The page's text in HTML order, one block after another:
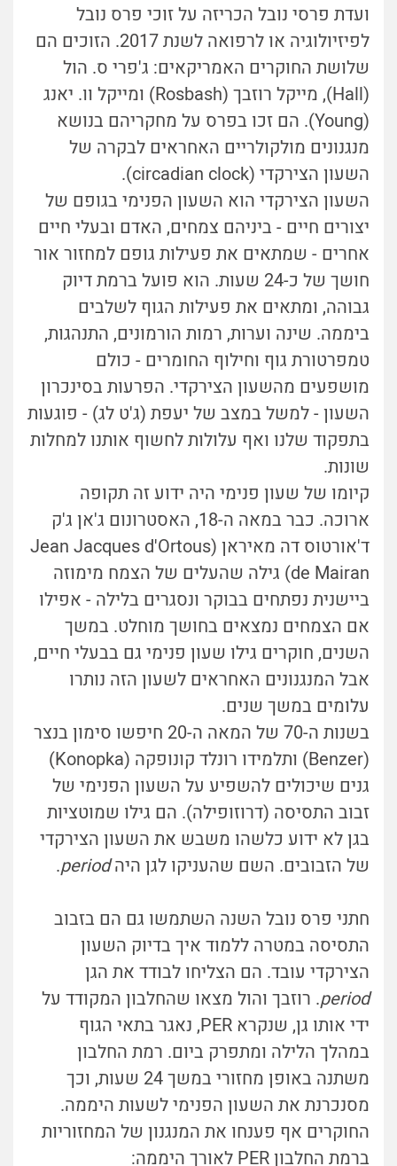
ועדת פרסי נובל הכריזה על זוכי פרס נובל
לפיזיולוגיה או לרפואה לשנת 2017. הזוכים הם
שלושת החוקרים האמריקאים: ג'פרי ס. הול
(Hall), מייקל רוזבך (Rosbash) ומייקל וו. יאנג
(Young). הם זכו בפרס על מחקריהם בנושא
מנגנונים מולקולריים האחראים לבקרה של
השעון הצירקדי (circadian clock).
השעון הצירקדי הוא השעון הפנימי בגופם של
יצורים חיים - ביניהם צמחים, האדם ובעלי חיים
אחרים - שמתאים את פעילות גופם למחזור אור
חושך של כ-24 שעות. הוא פועל ברמת דיוק
גבוהה, ומתאים את פעילות הגוף לשלבים
ביממה. שינה וערות, רמות הורמונים, התנהגות,
טמפרטורת גוף וחילוף החומרים - כולם
מושפעים מהשעון הצירקדי. הפרעות בסינכרון
השעון - למשל במצב של יעפת (ג'ט לג) - פוגעות
בתפקוד שלנו ואף עלולות לחשוף אותנו למחלות
שונות.
קיומו של שעון פנימי היה ידוע זה תקופה
ארוכה. כבר במאה ה-18, האסטרונום ג'אן ג'ק
ד'אורטוס דה מאיראן (Jean Jacques d'Ortous
de Mairan) גילה שהעלים של הצמח מימוזה
ביישנית נפתחים בבוקר ונסגרים בלילה - אפילו
אם הצמחים נמצאים בחושך מוחלט. במשך
השנים, חוקרים גילו שעון פנימי גם בבעלי חיים,
אבל המנגנונים האחראים לשעון הזה נותרו
עלומים במשך שנים.
בשנות ה-70 של המאה ה-20 חיפשו סימון בנצר
(Benzer) ותלמידו רונלד קונופקה (Konopka)
גנים שיכולים להשפיע על השעון הפנימי של
זבוב התסיסה (דרוזופילה). הם גילו שמוטציות
בגן לא ידוע כלשהו משבש את השעון הצירקדי
של הזבובים. השם שהעניקו לגן היהperiod
.
חתני פרס נובל השנה השתמשו גם הם בזבוב
התסיסה במטרה ללמוד איך בדיוק השעון
הצירקדי עובד. הם הצליחו לבודד את הגן
period. רוזבך והול מצאו שהחלבון המקודד על
ידי אותו גן, שנקרא PER, נאגר בתאי הגוף
במהלך הלילה ומתפרק ביום. רמת החלבון
משתנה באופן מחזורי במשך 24 שעות, וכך
מסנכרנת את השעון הפנימי לשעות היממה.
החוקרים אף פענחו את המנגנון של המחזוריות
ברמת החלבון PER לאורך היממה: